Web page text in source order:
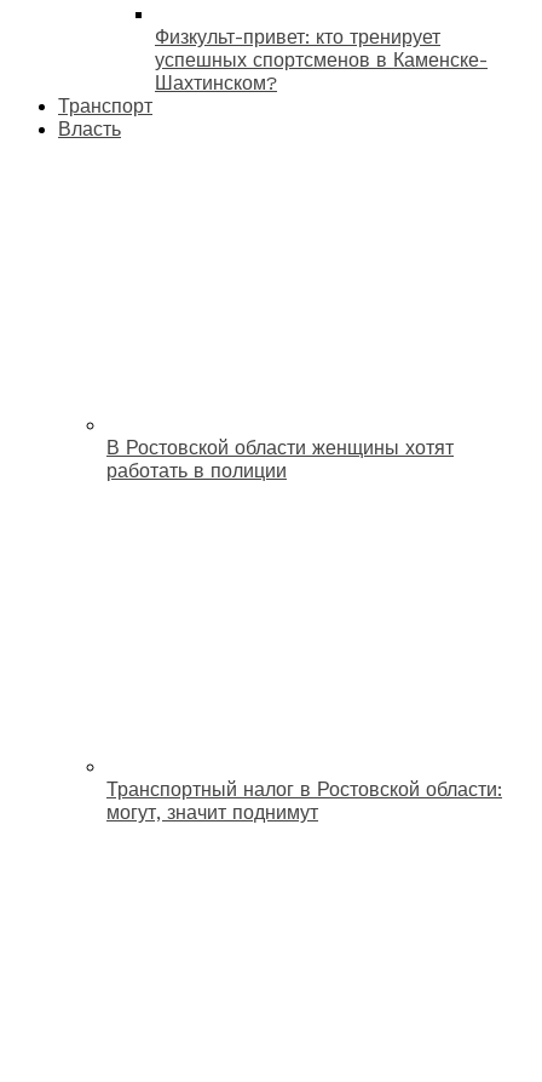
Физкульт-привет: кто тренирует
успешных спортсменов в Каменске-
Шахтинском?
Транспорт
Власть
В Ростовской области женщины хотят
работать в полиции
Транспортный налог в Ростовской области:
могут, значит поднимут